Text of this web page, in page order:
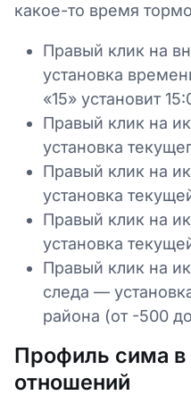
какое-то время
Правый клик на
установка
«15» установит
Правый клик на
установка
Правый клик на
установка
Правый клик на
установка
Правый клик на
следа —
района (от -500
Профиль сима в
отношений